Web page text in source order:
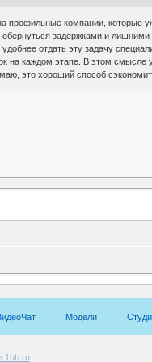
профильные компании, которые
задержками и
отдать эту задачу
на каждом этапе. В этом смысле
это хороший способ
Модели